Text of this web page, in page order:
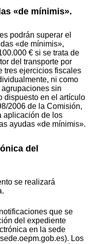
«de mínimis».
podrán superar el
«de mínimis»,
€ si se trata de
del transporte por
tres ejercicios fiscales
ni como
sin
dispuesto en el artículo
2006 de la Comisión,
aplicación de los
ayudas «de mínimis».
del
se realizará
que se
del expediente
en la sede
Los